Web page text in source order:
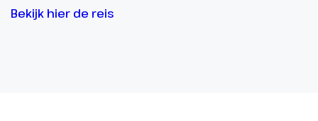
Bekijk hier de reis